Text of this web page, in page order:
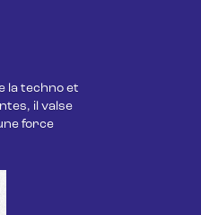
la techno et
il valse
force